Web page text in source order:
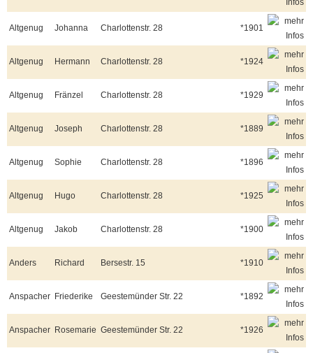
Altgenug Johanna Charlottenstr. 28 *1901
Altgenug Hermann Charlottenstr. 28 *1924
Altgenug Fränzel Charlottenstr. 28 *1929
Altgenug Joseph Charlottenstr. 28 *1889
Altgenug Sophie Charlottenstr. 28 *1896
Altgenug Hugo Charlottenstr. 28 *1925
Altgenug Jakob Charlottenstr. 28 *1900
Anders Richard Bersestr. 15 *1910
Anspacher Friederike Geestemünder Str. 22 *1892
Anspacher Rosemarie Geestemünder Str. 22 *1926